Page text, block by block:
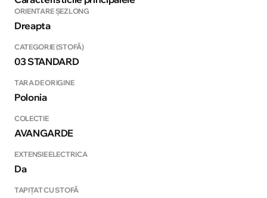
ORIENTARE ȘEZLONG
Dreapta
CATEGORIE (STOFĂ)
03 STANDARD
TARA DE ORIGINE
Polonia
COLECTIE
AVANGARDE
EXTENSIE ELECTRICA
Da
TAPIȚAT CU STOFĂ